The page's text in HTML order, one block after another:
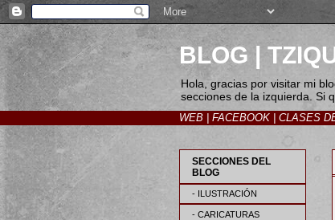
BLOG |
Hola, gracias por visitar mi
secciones de la izquierda. Si
WEB FACEBOOK CLASES
SECCIONES DEL
BLOG
- ILUSTRACIÓN
- CARICATURAS